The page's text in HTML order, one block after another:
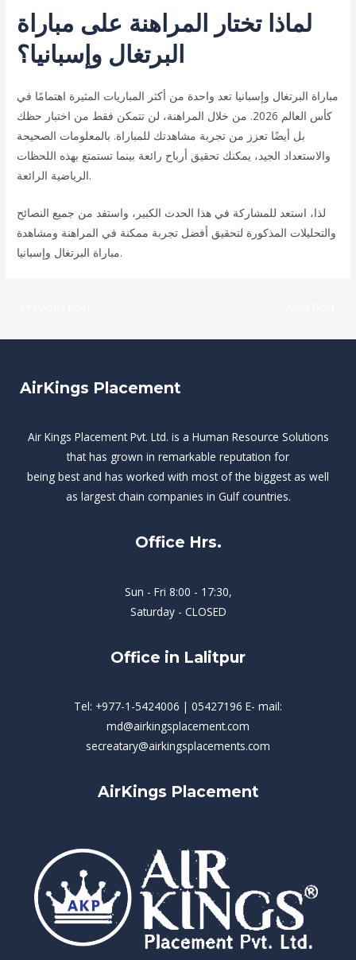
لماذا تختار المراهنة على مباراة
البرتغال وإسبانيا؟
مباراة البرتغال وإسبانيا تعد واحدة من أكثر المباريات المثيرة اهتمامًا في
كأس العالم 2026. من خلال المراهنة، لن تتمكن فقط من اختبار حظك
بل أيضًا تعزز من تجربة مشاهدتك للمباراة. بالمعلومات الصحيحة
والاستعداد الجيد، يمكنك تحقيق أرباح رائعة بينما تستمتع بهذه اللحظات
الرياضية الرائعة.
لذا، استعد للمشاركة في هذا الحدث الكبير، واستفد من جميع النصائح
والتحليلات المذكورة لتحقيق أفضل تجربة ممكنة في المراهنة ومشاهدة
مباراة البرتغال وإسبانيا.
AirKings Placement
Air Kings Placement Pvt. Ltd. is a Human Resource Solutions
that has grown in remarkable reputation for
being best and has worked with most of the biggest as well
as largest chain companies in Gulf countries.
Office Hrs.
Sun - Fri 8:00 - 17:30,
Saturday - CLOSED
Office in Lalitpur
Tel: +977-1-5424006 | 05427196 E- mail:
md@airkingsplacement.com
secreatary@airkingsplacements.com
AirKings Placement